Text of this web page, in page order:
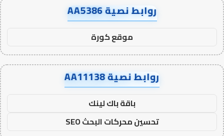
روابط نصية AA5386
موقع كورة
روابط نصية AA11138
باقة باك لينك
تحسين محركات البحث SEO